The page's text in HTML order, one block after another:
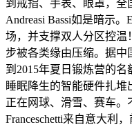
到戒指、手表、眼罩，全
Andreasi Bassi如是暗示
场，并支撑双人分区控温
步被各类缘由压缩。据中
到2015年夏日锻炼营的
睡眠降生的智能硬件扎堆
正在网球、滑雪、赛车。
Franceschetti来自意大利